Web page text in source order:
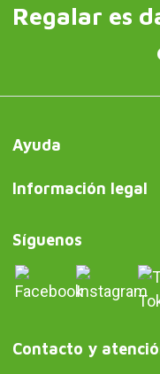
Regalar es
Ayuda
Información legal
Síguenos
Contacto y